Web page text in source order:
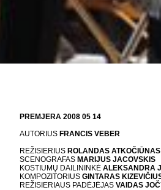
PREMJERA 2008 05 14
AUTORIUS FRANCIS VEBER
REŽISIERIUS ROLANDAS ATKOČIŪNAS
SCENOGRAFAS MARIJUS JACOVSKIS
KOSTIUMŲ DAILININKĖ ALEKSANDRA
KOMPOZITORIUS GINTARAS
REŽISIERIAUS PADĖJĖJAS VAIDAS